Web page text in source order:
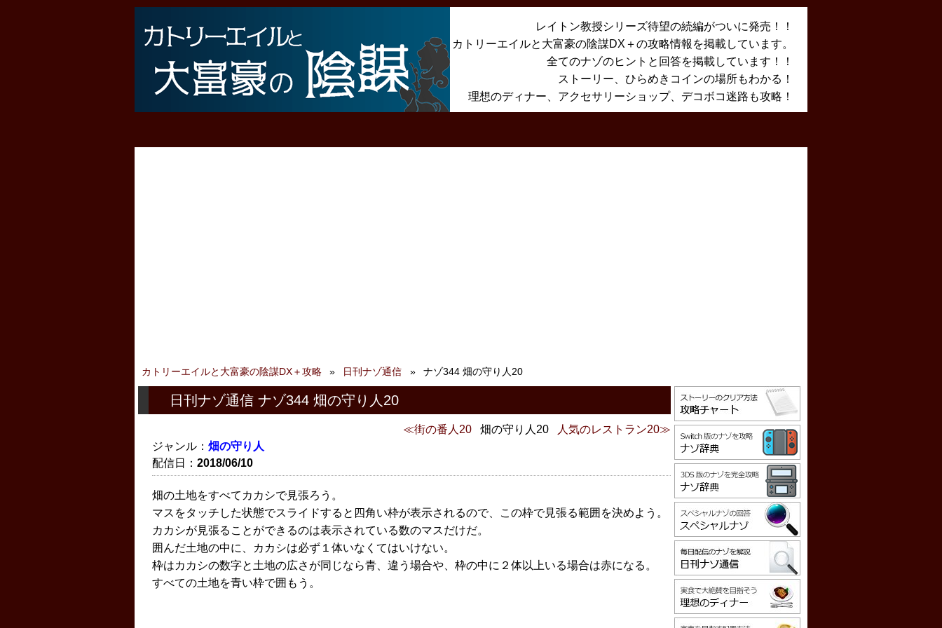
レイトン教授シリーズ待望の続編がついに発売！！
カトリーエイルと大富豪の陰謀DX＋の攻略情報を掲載しています。
全てのナゾのヒントと回答を掲載しています！！
ストーリー、ひらめきコインの場所もわかる！
理想のディナー、アクセサリーショップ、デコボコ迷路も攻略！
カトリーエイルと大富豪の陰謀DX＋攻略 日刊ナゾ通信 ナゾ344 畑の守り人20
日刊ナゾ通信 ナゾ344 畑の守り人20
街の番人20 畑の守り人20
人気のレストラン20
ジャンル： 畑の守り人
配信日： 2018/06/10
畑の土地をすべてカカシで見張ろう。
マスをタッチした状態でスライドすると四角い枠が表示されるので、この枠で見張る範囲を決めよう。
カカシが見張ることができるのは表示されている数のマスだけだ。
囲んだ土地の中に、カカシは必ず１体いなくてはいけない。
枠はカカシの数字と土地の広さが同じなら青、違う場合や、枠の中に２体以上いる場合は赤になる。
すべての土地を青い枠で囲もう。